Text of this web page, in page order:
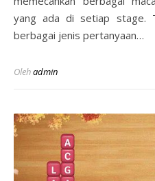
yang ada di setiap stage.
berbagai jenis pertanyaan…
Olehadmin